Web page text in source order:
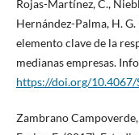
Rojas-Martínez, C.,
Hernández-Palma, H.
elemento clave de la
medianas empresas.
https://doi.org/
Zambrano